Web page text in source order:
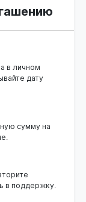
в личном
дату
сумму на
в поддержку.